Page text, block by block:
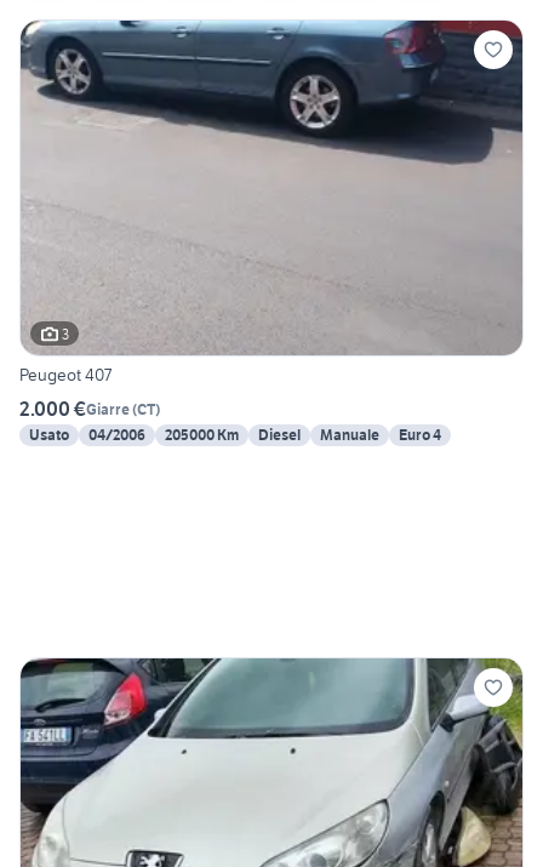
3
Peugeot 407
2.000 €Giarre(CT)
Usato
04/2006 205000 Km Diesel Manuale Euro 4